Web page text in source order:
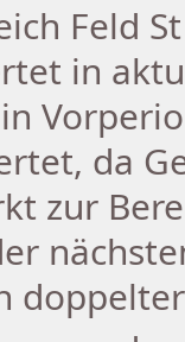
Feld
in
da
zur